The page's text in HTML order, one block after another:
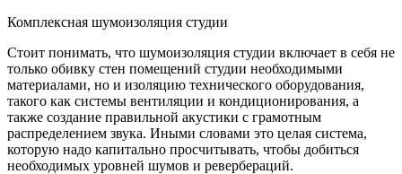
Комплексная шумоизоляция студии
Стоит понимать, что шумоизоляция студии включает в себя не
только обивку стен помещений студии необходимыми
материалами, но и изоляцию технического оборудования,
такого как системы вентиляции и кондиционирования, а
также создание правильной акустики с грамотным
распределением звука. Иными словами это целая система,
которую надо капитально просчитывать, чтобы добиться
необходимых уровней шумов и ревербераций.